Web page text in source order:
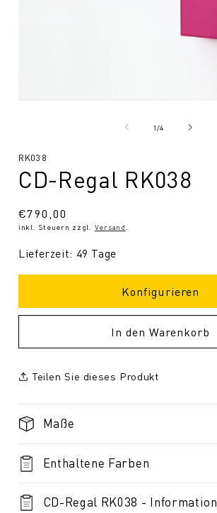
1/von
4
SKU:
RK038
CD-Regal RK038
Normaler
Preis
€790,00
inkl. Steuern zzgl. Versand
Lieferzeit: 49 Tage
Konfigurieren
In den Warenkorb
Teilen Sie dieses Produkt
Maße
Enthaltene Farben
CD-Regal RK038 - Information